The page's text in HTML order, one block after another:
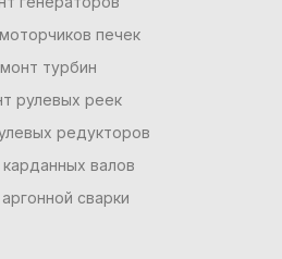
печек
турбин
рулевых реек
редукторов
валов
аргонной сварки